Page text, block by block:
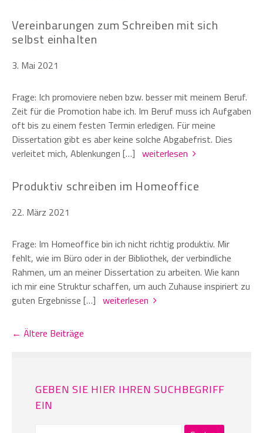
Vereinbarungen zum Schreiben mit sich
selbst einhalten
3. Mai 2021
Frage: Ich promoviere neben bzw. besser mit meinem Beruf.
Zeit für die Promotion habe ich. Im Beruf muss ich Aufgaben
oft bis zu einem festen Termin erledigen. Für meine
Dissertation gibt es aber keine solche Abgabefrist. Dies
verleitet mich, Ablenkungen […] weiterlesen
Produktiv schreiben im Homeoffice
22. März 2021
Frage: Im Homeoffice bin ich nicht richtig produktiv. Mir
fehlt, wie im Büro oder in der Bibliothek, der verbindliche
Rahmen, um an meiner Dissertation zu arbeiten. Wie kann
ich mir eine Struktur schaffen, um auch Zuhause inspiriert zu
guten Ergebnisse […] weiterlesen
← Ältere Beiträge
GEBEN SIE HIER IHREN SUCHBEGRIFF
EIN